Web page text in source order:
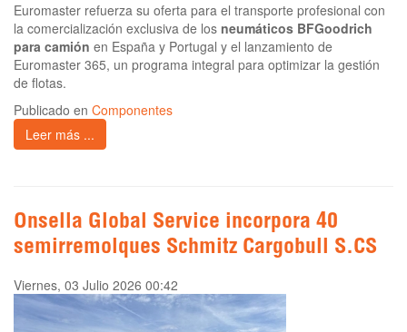
Euromaster refuerza su oferta para el transporte profesional con
la comercialización exclusiva de los neumáticos BFGoodrich
para camión en España y Portugal y el lanzamiento de
Euromaster 365, un programa integral para optimizar la gestión
de flotas.
Publicado en Componentes
Leer más ...
Onsella Global Service incorpora 40
semirremolques Schmitz Cargobull S.CS
Viernes, 03 Julio 2026 00:42